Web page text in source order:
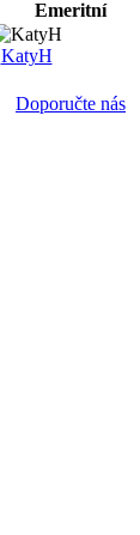
Emeritní
KatyH
Doporučte nás